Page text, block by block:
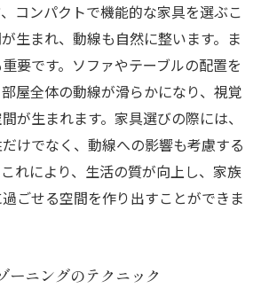
コンパクトで機能的な家具を選ぶこ
生まれ、動線も自然に整います。ま
要です。ソファやテーブルの配置を
屋全体の動線が滑らかになり、視覚
が生まれます。家具選びの際には、
けでなく、動線への影響も考慮する
れにより、生活の質が向上し、家族
ごせる空間を作り出すことができま
ーニングのテクニック